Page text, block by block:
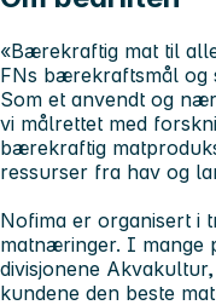
«Bærekraftig mat til
FNs bærekraftsmål og
Som et anvendt og
vi målrettet med
bærekraftig
ressurser fra hav og
Nofima er organisert i
matnæringer. I mange
divisjonene
kundene den beste